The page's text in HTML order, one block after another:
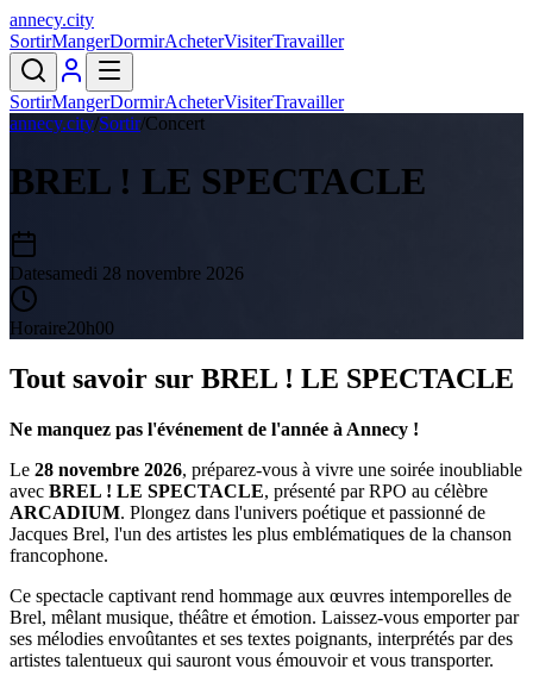
annecy.city
SortirMangerDormirAcheterVisiterTravailler
SortirMangerDormirAcheterVisiterTravailler
annecy.city/Sortir/Concert
BREL ! LE SPECTACLE
Datesamedi 28 novembre 2026
Horaire20h00
Tout savoir sur BREL ! LE SPECTACLE
Ne manquez pas l'événement de l'année à Annecy !
Le 28 novembre 2026, préparez-vous à vivre une soirée inoubliable
avec BREL ! LE SPECTACLE, présenté par RPO au célèbre
ARCADIUM. Plongez dans l'univers poétique et passionné de
Jacques Brel, l'un des artistes les plus emblématiques de la chanson
francophone.
Ce spectacle captivant rend hommage aux œuvres intemporelles de
Brel, mêlant musique, théâtre et émotion. Laissez-vous emporter par
ses mélodies envoûtantes et ses textes poignants, interprétés par des
artistes talentueux qui sauront vous émouvoir et vous transporter.